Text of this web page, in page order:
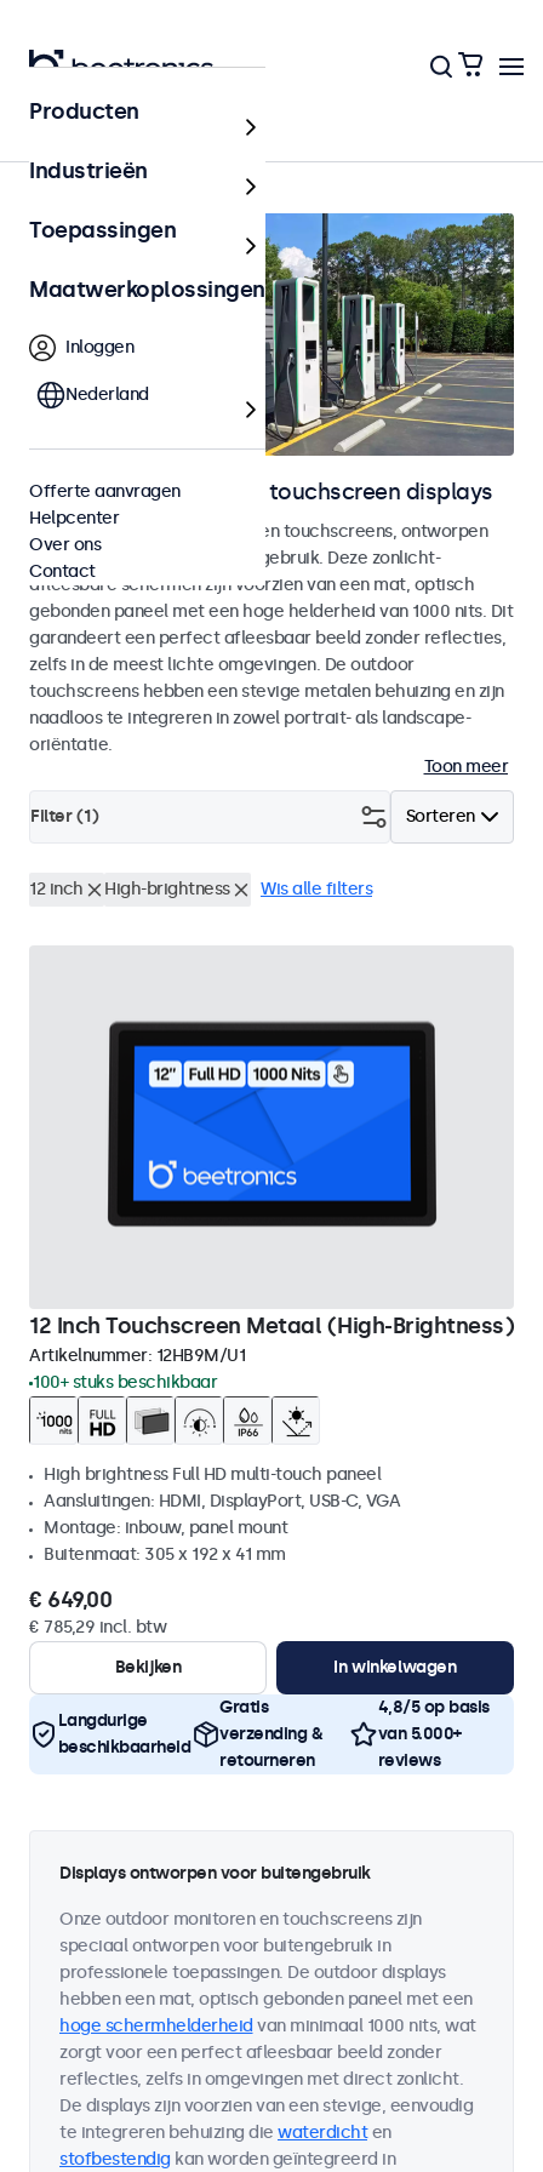
Outdoor
Outdoor monitoren en touchscreen displays
Weersbestendige monitoren en touchscreens, ontworpen
voor zowel binnen- als buitengebruik. Deze zonlicht-
afleesbare schermen zijn voorzien van een mat, optisch
gebonden paneel met een hoge helderheid van 1000 nits. Dit
garandeert een perfect afleesbaar beeld zonder reflecties,
zelfs in de meest lichte omgevingen. De outdoor
touchscreens hebben een stevige metalen behuizing en zijn
naadloos te integreren in zowel portrait- als landscape-
oriëntatie.
Toon meer
Sorteren
Filter (1)
12 inch High-brightness Wis alle filters
12 Inch Touchscreen Metaal (High-Brightness)
Artikelnummer: 12HB9M/U1
100+ stuks beschikbaar
High brightness Full HD multi-touch paneel
Aansluitingen: HDMI, DisplayPort, USB-C, VGA
Montage: inbouw, panel mount
Buitenmaat: 305 x 192 x 41 mm
€ 649,00
€ 785,29 incl. btw
Bekijken
In winkelwagen
Langdurige
beschikbaarheid
Gratis
verzending &
retourneren
4,8/5 op basis
van 5.000+
reviews
Displays ontworpen voor buitengebruik
Onze outdoor monitoren en touchscreens zijn
speciaal ontworpen voor buitengebruik in
professionele toepassingen. De outdoor displays
hebben een mat, optisch gebonden paneel met een
hoge schermhelderheid van minimaal 1000 nits, wat
zorgt voor een perfect afleesbaar beeld zonder
reflecties, zelfs in omgevingen met direct zonlicht.
De displays zijn voorzien van een stevige, eenvoudig
te integreren behuizing die waterdichten
stofbestendig kan worden geïntegreerd in
Producten
Industrieën
Toepassingen
Maatwerkoplossingen
Inloggen
Nederland
Offerte aanvragen
Helpcenter
Over ons
Contact